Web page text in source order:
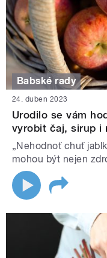
Babské rady
24. duben 2023
Urodilo se vám
vyrobit čaj, sirup i
„Nehodnoť chuť
mohou být nejen